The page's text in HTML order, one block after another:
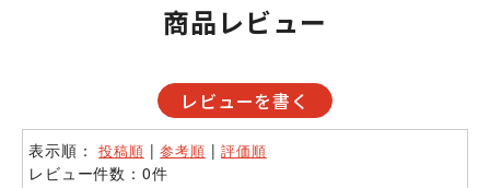
商品レビュー
レビューを書く
表示順：投稿順 |参考順 |評価順
レビュー件数：0件